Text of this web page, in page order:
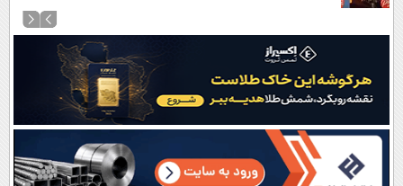
کردن
منو
نظرسنجی
آب و هوا
سواد زندگی